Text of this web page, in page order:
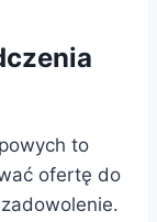
to
ofertę do